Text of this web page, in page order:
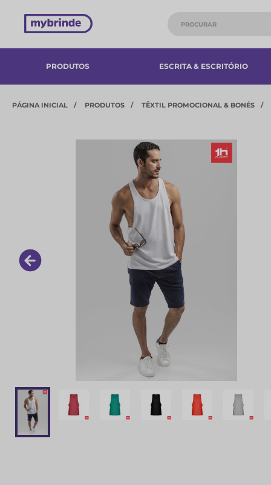
PRODUTOS ESCRITA & ESCRITÓRIO
PÁGINA INICIAL PRODUTOS TÊXTIL PROMOCIONAL & BONÉS